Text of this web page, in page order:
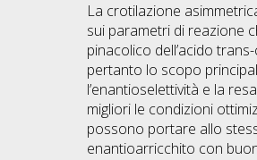
La crotilazione
sui parametri di reazione
pinacolico dell’acido
pertanto lo scopo
l’enantioselettività e la
migliori le condizioni
possono portare allo
enantioarricchito con